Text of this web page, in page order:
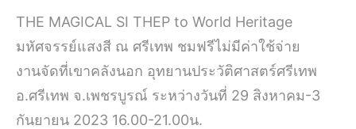
THE MAGICAL SI THEP to World Heritage
มหัศจรรย์แสงสี ณ ศรีเทพ ชมฟรีไม่มีค่าใช้จ่าย
งานจัดที่เขาคลังนอก อุทยานประวัติศาสตร์ศรีเทพ
อ.ศรีเทพ จ.เพชรบูรณ์ ระหว่างวันที่ 29 สิงหาคม-3
กันยายน 2023 16.00-21.00น.